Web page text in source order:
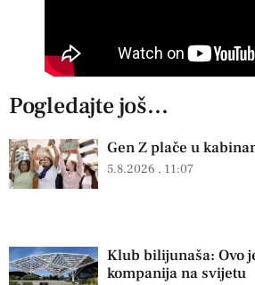
Pogledajte još...
Gen Z plače u
5.8.2026 11:07
Klub bilijunaša: Ovo
kompanija na svijetu